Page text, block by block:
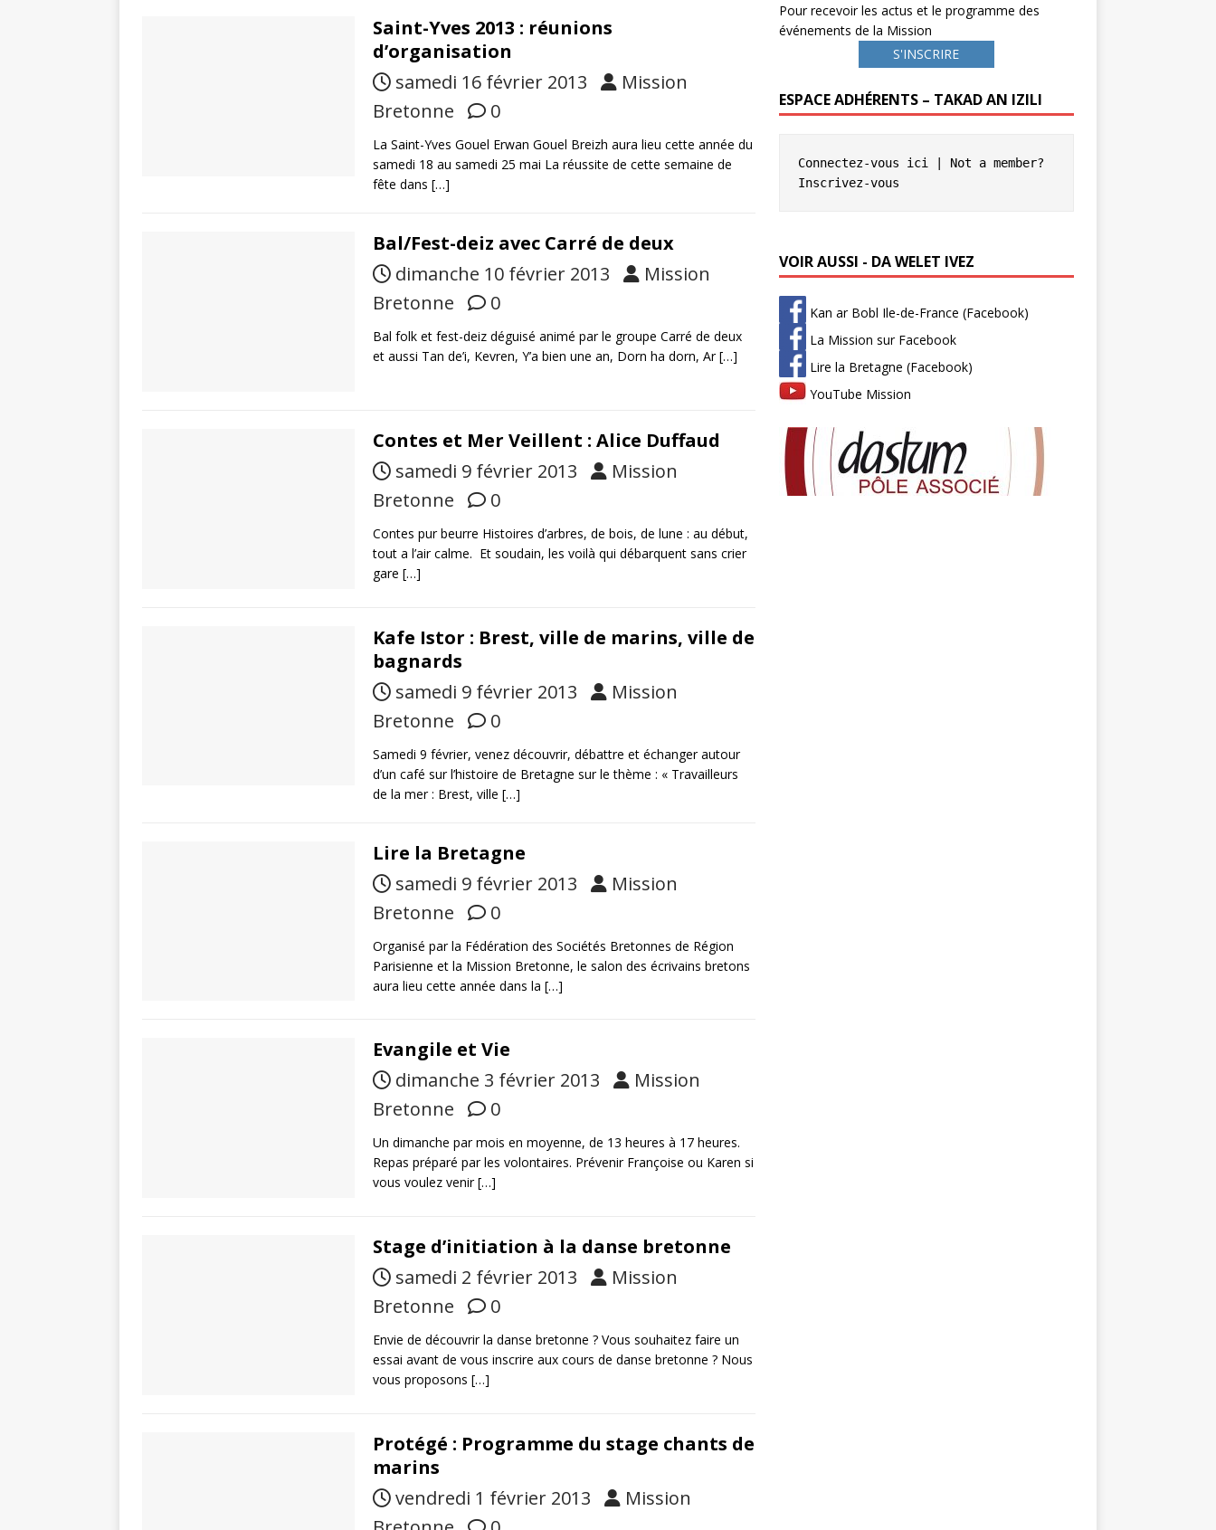
Saint-Yves 2013 : réunions
d’organisation
samedi 16 février 2013
Mission
Bretonne
0
La Saint-Yves Gouel Erwan Gouel Breizh aura lieu cette année du
samedi 18 au samedi 25 mai La réussite de cette semaine de
fête dans […]
Bal/Fest-deiz avec Carré de deux
dimanche 10 février 2013
Mission
Bretonne
0
Bal folk et fest-deiz déguisé animé par le groupe Carré de deux
et aussi Tan de’i, Kevren, Y’a bien une an, Dorn ha dorn, Ar[…]
Contes et Mer Veillent : Alice Duffaud
samedi 9 février 2013
Mission
Bretonne
0
Contes pur beurre Histoires d’arbres, de bois, de lune : au début,
tout a l’air calme. Et soudain, les voilà qui débarquent sans crier
gare […]
Kafe Istor : Brest, ville de marins, ville de
bagnards
samedi 9 février 2013
Mission
Bretonne
0
Samedi 9 février, venez découvrir, débattre et échanger autour
d’un café sur l’histoire de Bretagne sur le thème : « Travailleurs
de la mer : Brest, ville […]
Lire la Bretagne
samedi 9 février 2013
Mission
Bretonne
0
Organisé par la Fédération des Sociétés Bretonnes de Région
Parisienne et la Mission Bretonne, le salon des écrivains bretons
aura lieu cette année dans la […]
Evangile et Vie
dimanche 3 février 2013
Mission
Bretonne
0
Un dimanche par mois en moyenne, de 13 heures à 17 heures.
Repas préparé par les volontaires. Prévenir Françoise ou Karen si
vous voulez venir[…]
Stage d’initiation à la danse bretonne
samedi 2 février 2013
Mission
Bretonne
0
Envie de découvrir la danse bretonne ? Vous souhaitez faire un
essai avant de vous inscrire aux cours de danse bretonne ? Nous
vous proposons […]
Protégé : Programme du stage chants de
marins
vendredi 1 février 2013
Mission
Pour recevoir les actus et le programme des
événements de la Mission
S'INSCRIRE
ESPACE ADHÉRENTS – TAKAD AN IZILI
Connectez-vous ici
Inscrivez-vous
VOIR AUSSI - DA WELET IVEZ
Kan ar Bobl Ile-de-France (Facebook)
La Mission sur Facebook
Lire la Bretagne (Facebook)
YouTube Mission